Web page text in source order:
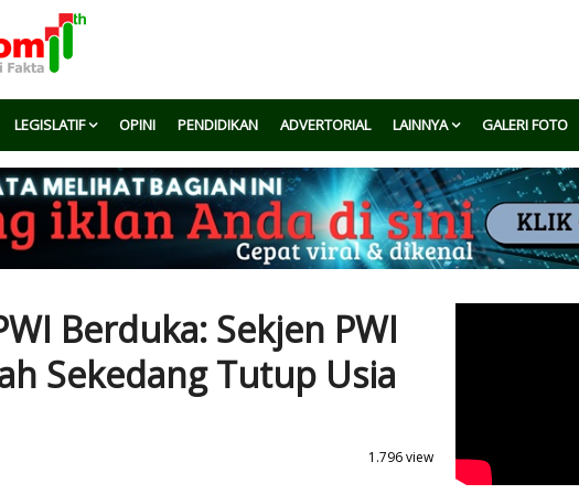
LEGISLATIF OPINI PENDIDIKAN ADVERTORIAL LAINNYA GALERI FOTO
Berduka: Sekjen PWI
Sekedang Tutup Usia
1.796 view